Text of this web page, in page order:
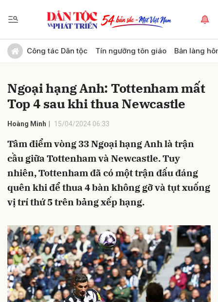
Công tác Dân tộc Tín ngưỡng tôn giáo Bản làng
Ngoại hạng Anh: Tottenham mất
Top 4 sau khi thua Newcastle
Hoàng Minh 15/04/2024 06:33
Tâm điểm vòng 33 Ngoại hạng Anh là trận
cầu giữa Tottenham và Newcastle. Tuy
nhiên, Tottenham đã có một trận đấu đáng
quên khi để thua 4 bàn không gỡ và tụt xuống
vị trí thứ 5 trên bảng xếp hạng.
Gửi bình luận
Hủy Gửi